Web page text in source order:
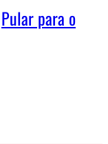
Pular para o